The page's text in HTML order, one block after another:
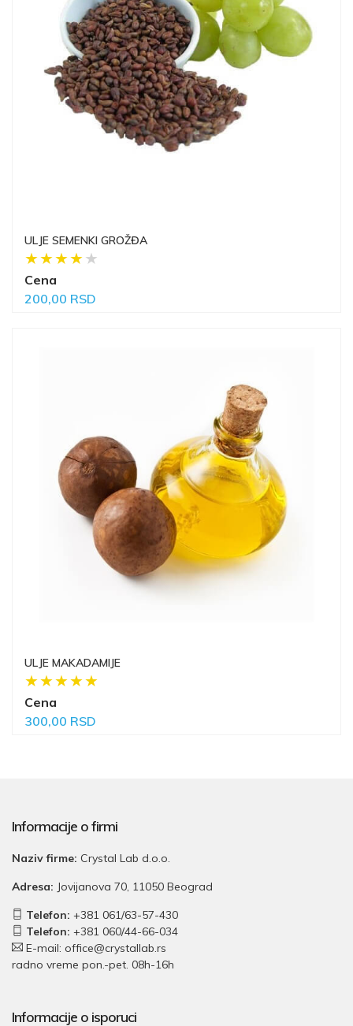
ULJE SEMENKI GROŽĐA
Cena
200,00 RSD
ULJE MAKADAMIJE
Cena
300,00 RSD
Informacije o firmi
Naziv firme: Crystal Lab d.o.o.
Adresa: Jovijanova 70, 11050 Beograd
Telefon: +381 061/63-57-430
Telefon: +381 060/44-66-034
E-mail: office@crystallab.rs
radno vreme pon.-pet. 08h-16h
Informacije o isporuci